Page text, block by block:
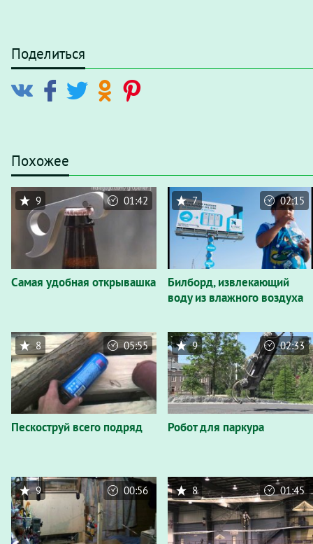
Поделиться
Похожее
Самая удобная открывашка
9 01:42
Билборд, извлекающий
воду из влажного воздуха
7 02:15
Пескоструй всего подряд
8 05:55
Робот для паркура
9 02:33
9 00:56 8 01:45